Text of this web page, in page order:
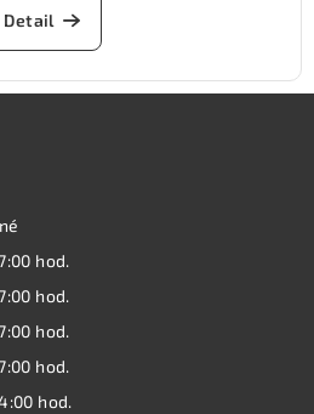
Detail
hod.
hod.
hod.
hod.
hod.